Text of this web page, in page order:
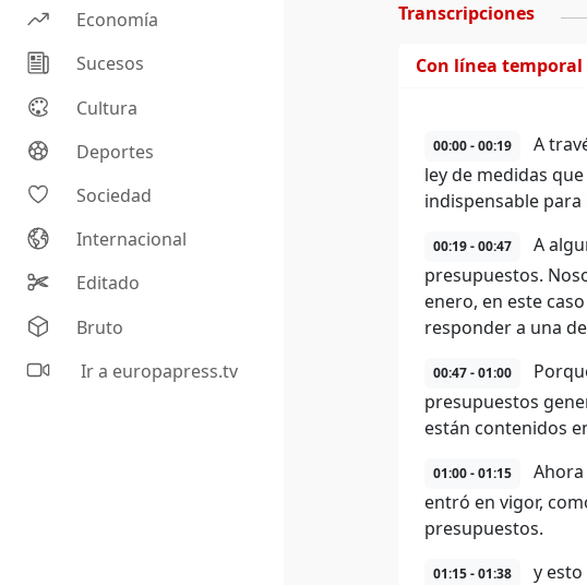
Economía
Sucesos
Cultura
Deportes
Sociedad
Internacional
Editado
Bruto
Ir a europapress.tv
Transcripciones
Con línea temporal
00:00 - 00:19
A
ley de medidas
indispensable
00:19 - 00:47
A
presupuestos.
enero, en este
responder a una
00:47 - 01:00
presupuestos
están contenidos
01:00 - 01:15
entró en vigor,
presupuestos.
01:15 - 01:38
y